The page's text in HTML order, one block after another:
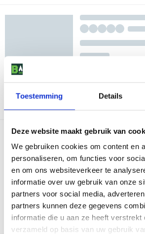
Toestemming Details
Deze website maakt gebruik van
We gebruiken cookies om content en
personaliseren, om functies voor
en om ons websiteverkeer te
informatie over uw gebruik van onze
partners voor social media,
partners kunnen deze gegevens
informatie die u aan ze heeft verstrekt
verzameld op basis van uw gebruik